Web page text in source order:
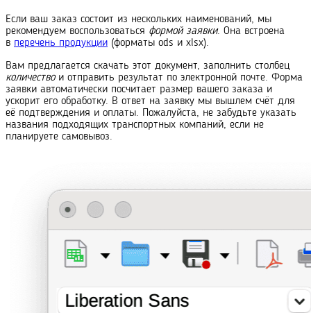
Если ваш заказ состоит из нескольких наименований, мы
рекомендуем воспользоваться формой заявки. Она встроена
в перечень продукции (форматы ods и xlsx).
Вам предлагается скачать этот документ, заполнить столбец
количествои отправить результат по электронной почте. Форма
заявки автоматически посчитает размер вашего заказа и
ускорит его обработку. В ответ на заявку мы вышлем счёт для
её подтверждения и оплаты. Пожалуйста, не забудьте указать
названия подходящих транспортных компаний, если не
планируете самовывоз.